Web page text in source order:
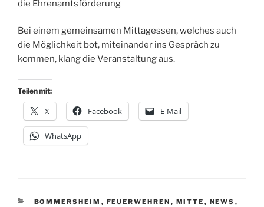
die Ehrenamtsförderung
Bei einem gemeinsamen Mittagessen, welches auch
die Möglichkeit bot, miteinander ins Gespräch zu
kommen, klang die Veranstaltung aus.
Teilen mit:
X Facebook E-Mail
WhatsApp
KATEGORIEN
BOMMERSHEIM , FEUERWEHREN , MITTE , NEWS ,